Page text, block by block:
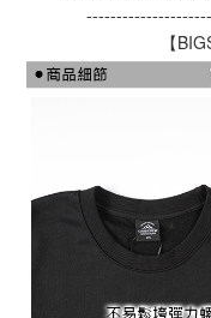
【